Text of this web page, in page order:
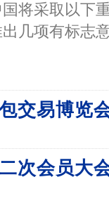
将采取以下
几项有标志
交易博
次会员大